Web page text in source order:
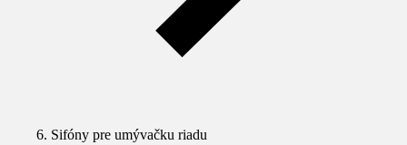
Sifóny pre umývačku riadu